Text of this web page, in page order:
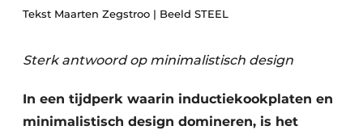
Privacy / Cookie statement
Vacatures
Video’s
Werkbladen
Meubelbeslag & Kastindeling
Tekst Maarten Zegstroo | Beeld STEEL
Sterk antwoord op minimalistisch design
In een tijdperk waarin inductiekookplaten en
minimalistisch design domineren, is het